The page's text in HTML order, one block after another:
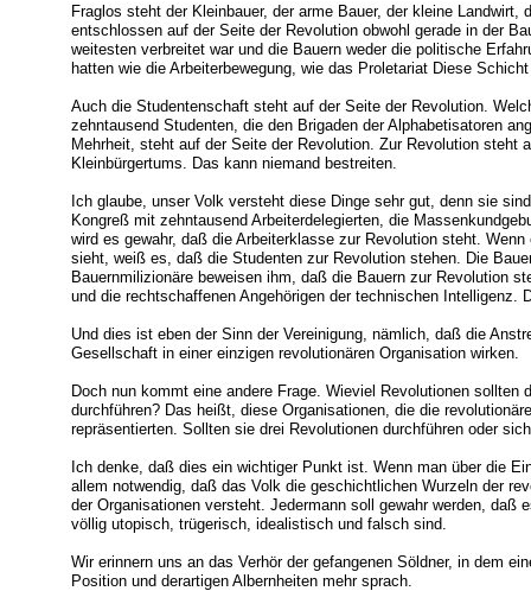
Fraglos steht der Kleinbauer, der arme Bauer, der kleine
entschlossen auf der Seite der Revolution obwohl gerade in der
weitesten verbreitet war und die Bauern weder die politische
hatten wie die Arbeiterbewegung, wie das Proletariat Diese
Auch die Studentenschaft steht auf der Seite der Revolution.
zehntausend Studenten, die den Brigaden der Alphabetisatoren
Mehrheit, steht auf der Seite der Revolution. Zur Revolution steht
Kleinbürgertums. Das kann niemand bestreiten.
Ich glaube, unser Volk versteht diese Dinge sehr gut, denn sie
Kongreß mit zehntausend Arbeiterdelegierten, die
wird es gewahr, daß die Arbeiterklasse zur Revolution steht.
sieht, weiß es, daß die Studenten zur Revolution stehen. Die
Bauernmilizionäre beweisen ihm, daß die Bauern zur Revolution
und die rechtschaffenen Angehörigen der technischen Intelligenz.
Und dies ist eben der Sinn der Vereinigung, nämlich, daß die
Gesellschaft in einer einzigen revolutionären Organisation wirken.
Doch nun kommt eine andere Frage. Wieviel Revolutionen sollten
durchführen? Das heißt, diese Organisationen, die die
repräsentierten. Sollten sie drei Revolutionen durchführen oder
Ich denke, daß dies ein wichtiger Punkt ist. Wenn man über die
allem notwendig, daß das Volk die geschichtlichen Wurzeln der
der Organisationen versteht. Jedermann soll gewahr werden, daß
völlig utopisch, trügerisch, idealistisch und falsch sind.
Wir erinnern uns an das Verhör der gefangenen Söldner, in dem
Position und derartigen Albernheiten mehr sprach.